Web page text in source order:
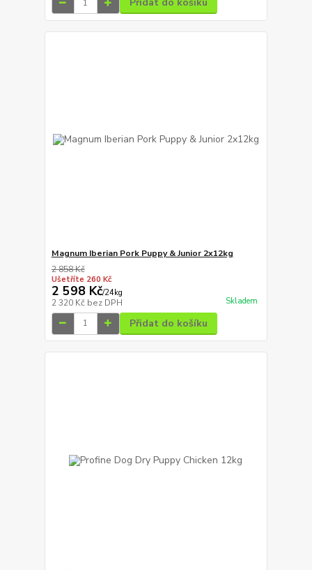
Magnum Iberian Pork Puppy & Junior 2x12kg
2 858 Kč
Ušetříte 260 Kč
2 598 Kč/24kg
2 320 Kč bez DPH Skladem
Přidat do košíku